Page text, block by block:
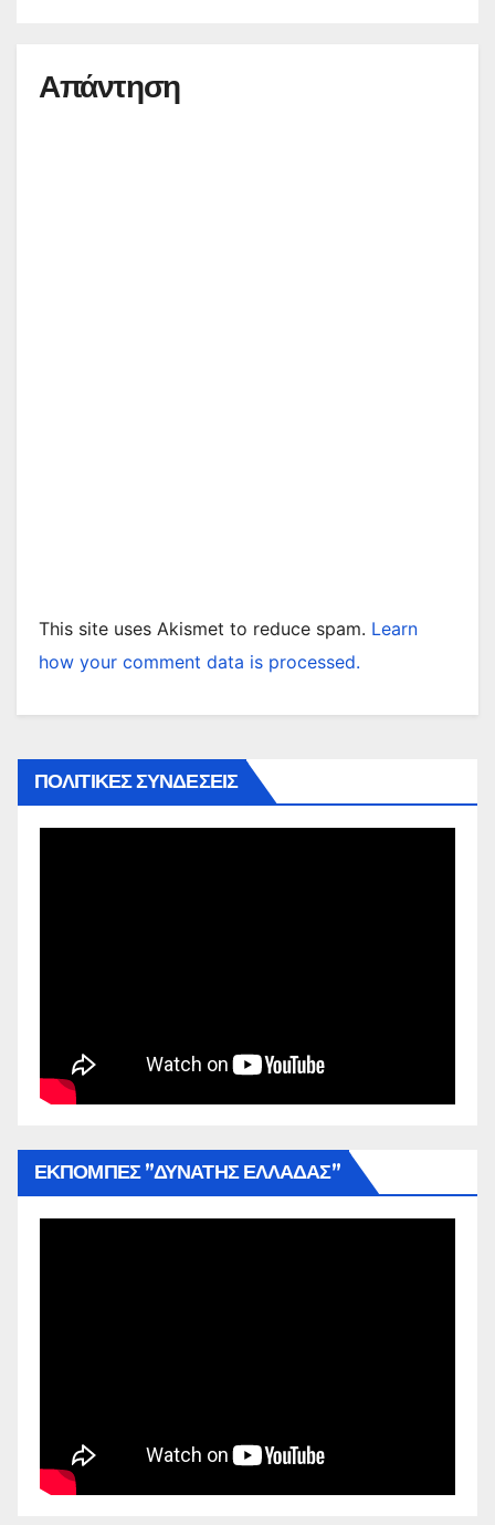
Απάντηση
This site uses Akismet to reduce spam. Learn
how your comment data is processed.
ΠΟΛΙΤΙΚΕΣ ΣΥΝΔΕΣΕΙΣ
ΕΚΠΟΜΠΕΣ ”ΔΥΝΑΤΗΣ ΕΛΛΑΔΑΣ”